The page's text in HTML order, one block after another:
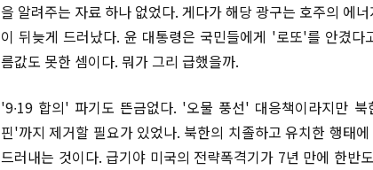
을 알려주는 자료 하나 없었다. 게다가 해당 광구는 호주의 에
이 뒤늦게 드러났다. 윤 대통령은 국민들에게 '로또'를 안겼
름값도 못한 셈이다. 뭐가 그리 급했을까.
'9∙19 합의' 파기도 뜬금없다. '오물 풍선' 대응책이라지만
핀'까지 제거할 필요가 있었나. 북한의 치졸하고 유치한 행태
드러내는 것이다. 급기야 미국의 전략폭격기가 7년 만에 한반